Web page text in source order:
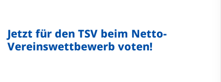
Jetzt für den TSV beim Netto-
Vereinswettbewerb voten!